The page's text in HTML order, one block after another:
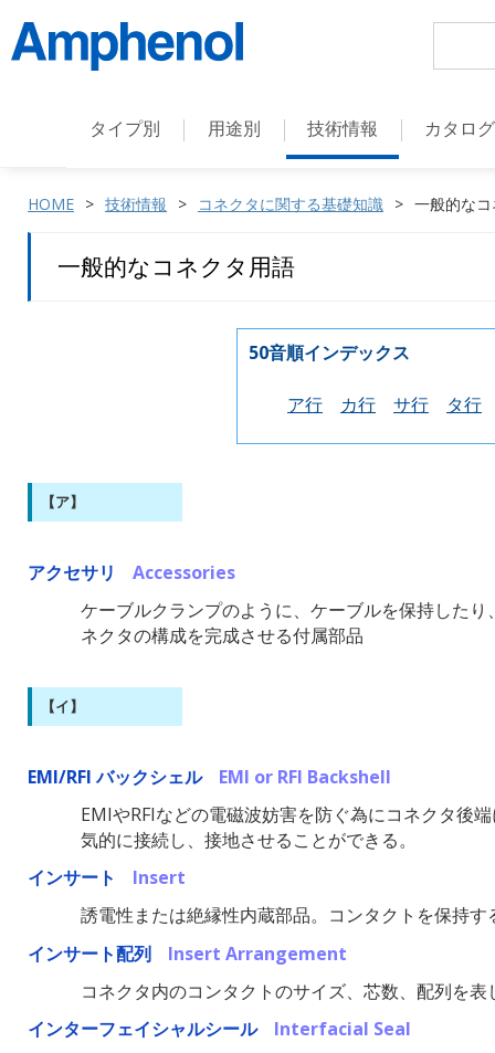
タイプ別 用途別 技術情報 カタログ
HOME 技術情報 コネクタに関する基礎知識 一般的な
一般的なコネクタ用語
50音順インデックス
ア行 カ行 サ行 タ行
【ア】
アクセサリ
Accessories
ケーブルクランプのように、ケーブルを保持した
ネクタの構成を完成させる付属部品
【イ】
EMI/RFI バックシェル
EMI or RFI Backshell
EMIやRFIなどの電磁波妨害を防ぐ為にコネクタ後
気的に接続し、接地させることができる。
インサート
Insert
誘電性または絶縁性内蔵部品。コンタクトを保持す
インサート配列
Insert Arrangement
コネクタ内のコンタクトのサイズ、芯数、配列を表
インターフェイシャルシール
Interfacial Seal